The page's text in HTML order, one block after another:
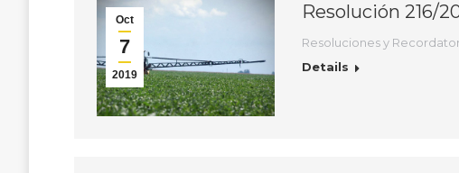
Oct
7
2019
Resolución 216/
Resoluciones y
Details